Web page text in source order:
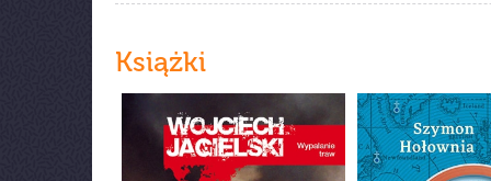
Książki